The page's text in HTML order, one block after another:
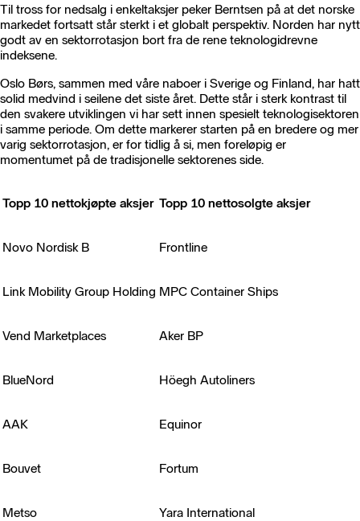
Til tross for nedsalg i enkeltaksjer peker Berntsen på at det norske
markedet fortsatt står sterkt i et globalt perspektiv. Norden har nytt
godt av en sektorrotasjon bort fra de rene teknologidrevne
indeksene.
Oslo Børs, sammen med våre naboer i Sverige og Finland, har hatt
solid medvind i seilene det siste året. Dette står i sterk kontrast til
den svakere utviklingen vi har sett innen spesielt teknologisektoren
i samme periode. Om dette markerer starten på en bredere og mer
varig sektorrotasjon, er for tidlig å si, men foreløpig er
momentumet på de tradisjonelle sektorenes side.
Topp 10 nettokjøpte aksjer Topp 10 nettosolgte aksjer
Novo Nordisk B Frontline
Link Mobility Group Holding MPC Container Ships
Vend Marketplaces Aker BP
BlueNord Höegh Autoliners
AAK Equinor
Bouvet Fortum
Metso Yara International